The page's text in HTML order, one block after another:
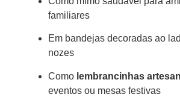
familiares
Em bandejas decoradas ao
nozes
Como lembrancinhas
eventos ou mesas festivas